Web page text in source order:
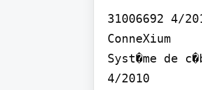
31006692 4/
ConneXium
Syst�me de
4/2010